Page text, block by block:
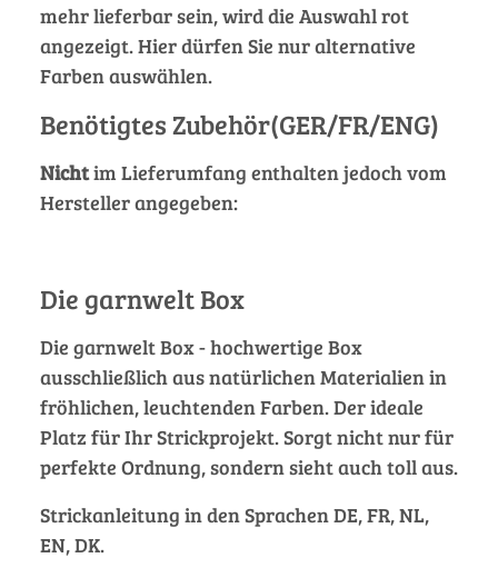
mehr lieferbar sein, wird die Auswahl rot
angezeigt. Hier dürfen Sie nur alternative
Farben auswählen.
Benötigtes Zubehör(GER/FR/ENG)
Nichtim Lieferumfang enthalten jedoch vom
Hersteller angegeben:
Die garnwelt Box
Die garnwelt Box - hochwertige Box
ausschließlich aus natürlichen Materialien in
fröhlichen, leuchtenden Farben. Der ideale
Platz für Ihr Strickprojekt. Sorgt nicht nur für
perfekte Ordnung, sondern sieht auch toll aus.
Strickanleitung in den Sprachen DE, FR, NL,
EN, DK.